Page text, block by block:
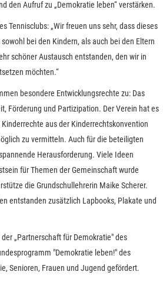
den Aufruf zu „Demokratie leben“ verstärken.
Tennisclubs: „Wir freuen uns sehr, dass dieses
bei den Kindern, als auch bei den Eltern
schöner Austausch entstanden, den wir in
möchten.“
besondere Entwicklungsrechte zu: Das
Förderung und Partizipation. Der Verein hat es
aus der Kinderrechtskonvention
zu vermitteln. Auch für die beteiligten
Herausforderung. Viele Ideen
für Themen der Gemeinschaft wurde
die Grundschullehrerin Maike Scherer.
entstanden zusätzlich Lapbooks, Plakate und
„Partnerschaft für Demokratie" des
"Demokratie leben!" des
Senioren, Frauen und Jugend gefördert.